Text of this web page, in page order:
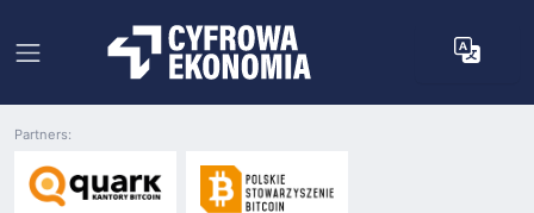
Partners: